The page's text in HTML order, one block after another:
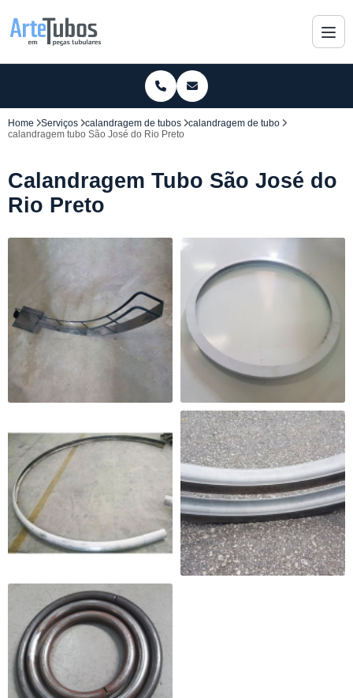
Home Serviços calandragem de tubos
calandragem de tubo
calandragem tubo São José do Rio Preto
Calandragem Tubo São José do
Rio Preto